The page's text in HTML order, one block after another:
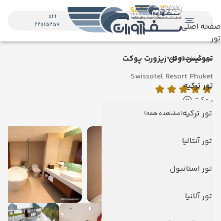
صفحه اصلی
تور
تور(مشاهده همه)
تور ترکیه
تور ترکیه(مشاهده همه)
تور آنتالیا
تور استانبول
تور آلانیا
021-
22015257
سوئیس اوتل ریزورت پوکت
Swissotel Resort Phuket
پوکت
نمایش روی نقشه